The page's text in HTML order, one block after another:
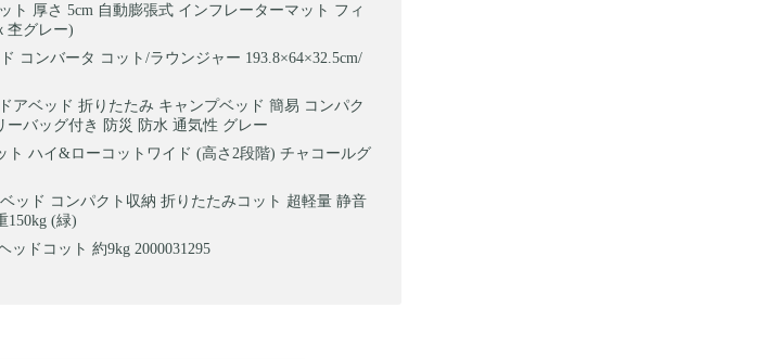
ト 厚さ 5cm 自動膨張式 インフレーターマット フィ
杢グレー)
コンバータ コット/ラウンジャー 193.8×64×32.5cm/
アベッド 折りたたみ キャンプベッド 簡易 コンパク
ーバッグ付き 防災 防水 通気性 グレー
ト ハイ&ローコットワイド (高さ2段階) チャコールグ
ッド コンパクト収納 折りたたみコット 超軽量 静音
150kg (緑)
ッドコット 約9kg 2000031295